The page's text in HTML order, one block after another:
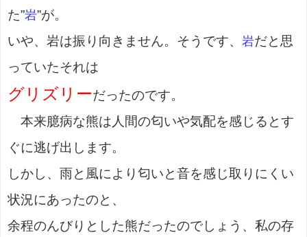
た”岩”が。
いや、岩は振り向きません。そうです、 岩だと思
っていたそれは
グリズリーだったのです。
本来臆病な熊は人間の匂いや気配を感じるとす
ぐに逃げ出します。
しかし、雨と風により匂いと音を感じ取りにくい
状況にあったのと、
余程のんびりとした熊だったのでしょう、私の存